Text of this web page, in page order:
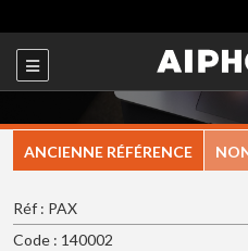
ANCIENNE RÉFÉRENCE
Réf : PAX
Code : 140002